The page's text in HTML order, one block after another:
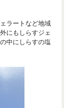
ラートなど地域
にもしらすジェ
中にしらすの塩